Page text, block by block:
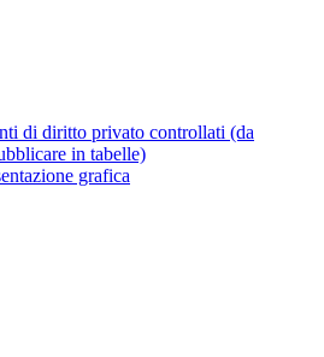
di diritto privato controllati (da
in tabelle)
grafica